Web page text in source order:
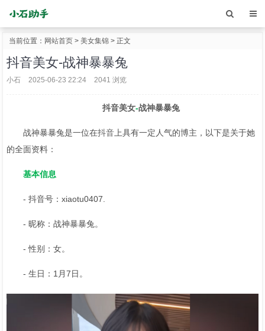
当前位置： 网站首页 > 美女集锦 > 正文
抖音美女-战神暴暴兔
小石 2025-06-23 22:24 2041 浏览
抖音美女-战神暴暴兔
战神暴暴兔是一位在抖音 上具有一定人气的博主，以下是关于她
的全面资料：
基本信息
- 抖音号：xiaotu0407.
- 昵称：战神暴暴兔。
- 性别：女。
- 生日：1月7日。